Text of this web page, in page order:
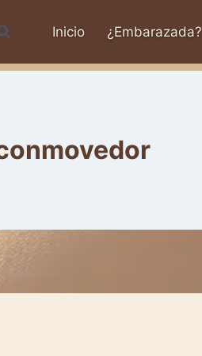
Inicio ¿Embarazada?